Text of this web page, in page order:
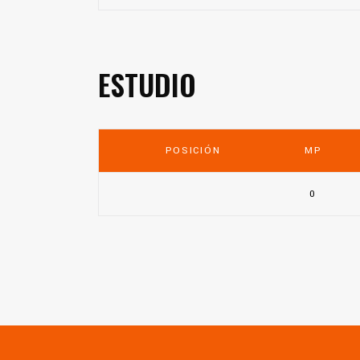
ESTUDIO
POSICIÓN MP
0